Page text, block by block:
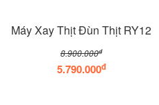
Máy Xay Thịt Đùn Thịt RY12
8.900.000đ
5.790.000đ